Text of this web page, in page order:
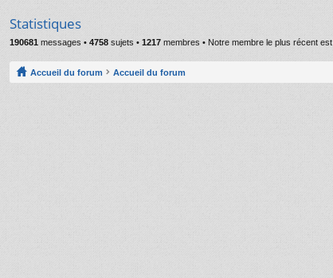
Statistiques
190681 messages • 4758 sujets • 1217 membres • Notre membre le plus récent est
Accueil du forum Accueil du forum